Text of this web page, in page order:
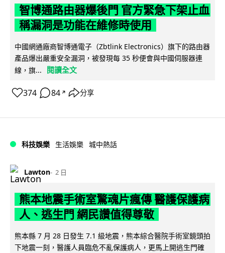
智博通路由器爆後門 官方緊急下架止血
稱漏洞是功能在維修時使用
中國網通廠商智博通電子（Zbtlink Electronics）旗下的路由器
產品爆出嚴重安全漏洞，被發現每 35 秒便會與中國伺服器連
線，旗...
閱讀全文
374 84 ↗ 分享
科技娛樂 生活娛樂 城中熱話
Lawton 2 日
熊本地震手術室驚魂片瘋傳 醫護保護病
人、逃生門 網民讚值得尊敬
熊本縣 7 月 28 日發生 7.1 級地震，熊本綜合醫院手術室鏡頭拍
下地震一刻，醫護人員臨危不亂保護病人，更馬上開逃生門確